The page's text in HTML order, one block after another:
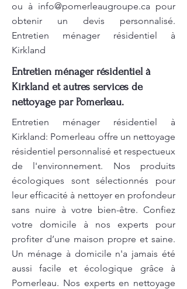
ou à info@pomerleaugroupe.ca pour
obtenir un devis personnalisé.
Entretien ménager résidentiel à
Kirkland
Entretien ménager résidentiel à
Kirkland et autres services de
nettoyage par Pomerleau.
Entretien ménager résidentiel à
Kirkland: Pomerleau offre un nettoyage
résidentiel personnalisé et respectueux
de l'environnement. Nos produits
écologiques sont sélectionnés pour
leur efficacité à nettoyer en profondeur
sans nuire à votre bien-être. Confiez
votre domicile à nos experts pour
profiter d’une maison propre et saine.
Un ménage à domicile n'a jamais été
aussi facile et écologique grâce à
Pomerleau. Nos experts en nettoyage